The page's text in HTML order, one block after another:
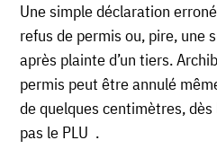
Une simple déclaration
refus de permis ou, pire, une
après plainte d’un tiers.
permis peut être annulé
de quelques centimètres, dès
pas le PLU .